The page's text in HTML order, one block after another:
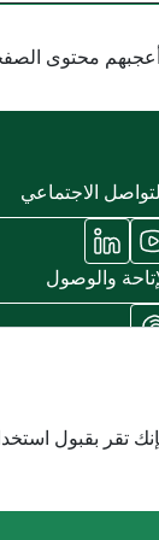
تقر بقبول
أعجبهم محتوى
الاجتماعي
والوصول